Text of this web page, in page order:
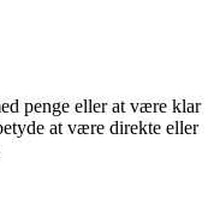
penge eller at være klar
at være direkte eller